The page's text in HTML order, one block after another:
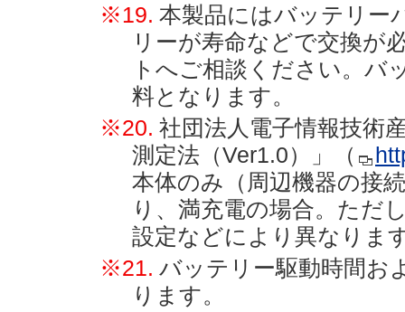
※19. 本製品にはバッテリー
リーが寿命などで交換が
トへご相談ください。バ
料となります。
※20. 社団法人電子情報技術
測定法（Ver1.0）」（
本体のみ（周辺機器の接
り、満充電の場合。ただ
設定などにより異なりま
※21. バッテリー駆動時間お
ります。